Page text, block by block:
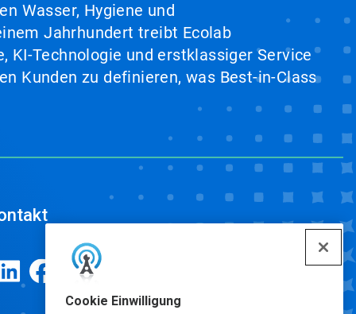
Cookie Einwilligung
Wasser, Hygiene und
Jahrhundert treibt Ecolab
Technologie und erstklassiger Service
Kunden zu definieren, was Best-in-Class